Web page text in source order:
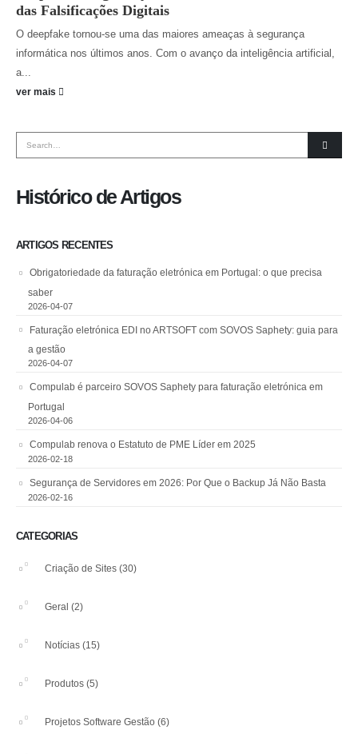
das Falsificações Digitais
O deepfake tornou-se uma das maiores ameaças à segurança
informática nos últimos anos. Com o avanço da inteligência artificial,
a...
ver mais
Histórico de Artigos
ARTIGOS RECENTES
Obrigatoriedade da faturação eletrónica em Portugal: o que precisa
saber
2026-04-07
Faturação eletrónica EDI no ARTSOFT com SOVOS Saphety: guia para
a gestão
2026-04-07
Compulab é parceiro SOVOS Saphety para faturação eletrónica em
Portugal
2026-04-06
Compulab renova o Estatuto de PME Líder em 2025
2026-02-18
Segurança de Servidores em 2026: Por Que o Backup Já Não Basta
2026-02-16
CATEGORIAS
Criação de Sites (30)
Geral (2)
Notícias (15)
Produtos (5)
Projetos Software Gestão (6)